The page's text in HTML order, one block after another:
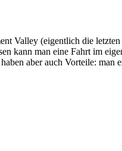
Valley (eigentlich die letzten
kann man eine Fahrt im
aber auch Vorteile: man